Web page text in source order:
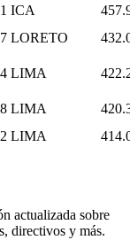
ICA
LORETO
LIMA
LIMA
LIMA
actualizada sobre
directivos y más.